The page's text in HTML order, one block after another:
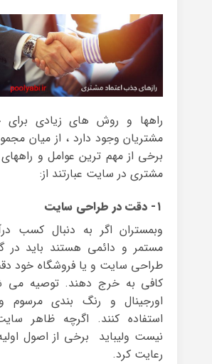
راهها و روش های زیادی برای
مشتریان وجود دارد ، از میان
برخی از مهم ترین عوامل و
مشتری در سایت عبارتند از:
۱- دقت در طراحی سایت
وبمستران اگر به دنبال کسب
مستمر و دائمی هستند باید در
طراحی سایت و یا فروشگاه خود
کافی به خرج دهند. توصیه می
اورجینال و رنگ بندی مرسوم
استفاده کنند. اگرچه ظاهر
نیست ولیباید برخی از اصول
رعایت کرد.